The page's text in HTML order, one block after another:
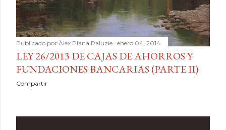
Publicado por Àlex Plana Paluzie enero 04, 2014
LEY 26/2013 DE CAJAS DE AHORROS Y
FUNDACIONES BANCARIAS (PARTE II)
Compartir